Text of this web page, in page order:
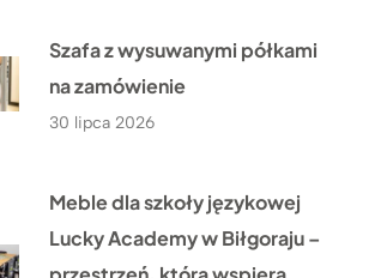
Szafa z wysuwanymi półkami
na zamówienie
30 lipca 2026
Meble dla szkoły językowej
Lucky Academy w Biłgoraju –